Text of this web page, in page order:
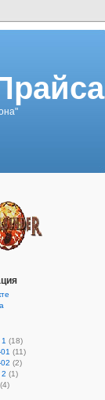
(18)
(11)
(2)
(1)
(4)